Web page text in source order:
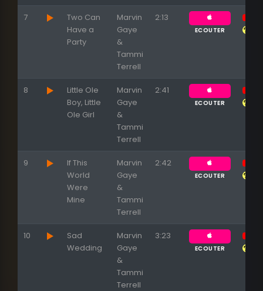
7
Two Can
Have a
Party
Marvin
Gaye
&
Tammi
Terrell
2:13
ECOUTER
8
Little Ole
Boy, Little
Ole Girl
Marvin
Gaye
&
Tammi
Terrell
2:41
ECOUTER
9
If This
World
Were
Mine
Marvin
Gaye
&
Tammi
Terrell
2:42
ECOUTER
10
Sad
Wedding
Marvin
Gaye
&
Tammi
Terrell
3:23
ECOUTER